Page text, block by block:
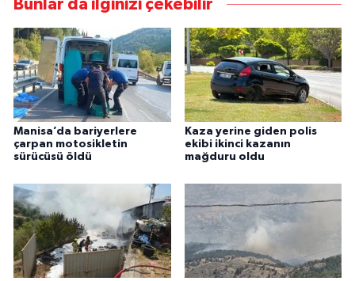
Bunlar da ilginizi çekebilir
Manisa’da bariyerlere
çarpan motosikletin
sürücüsü öldü
Kaza yerine giden polis
ekibi ikinci kazanın
mağduru oldu